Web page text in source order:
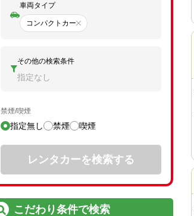
車両タイプ
コンパクトカー
その他の検索条件
指定なし
禁煙/喫煙
指定無し 禁煙 喫煙
レンタカーを検索する
こだわり条件で検索